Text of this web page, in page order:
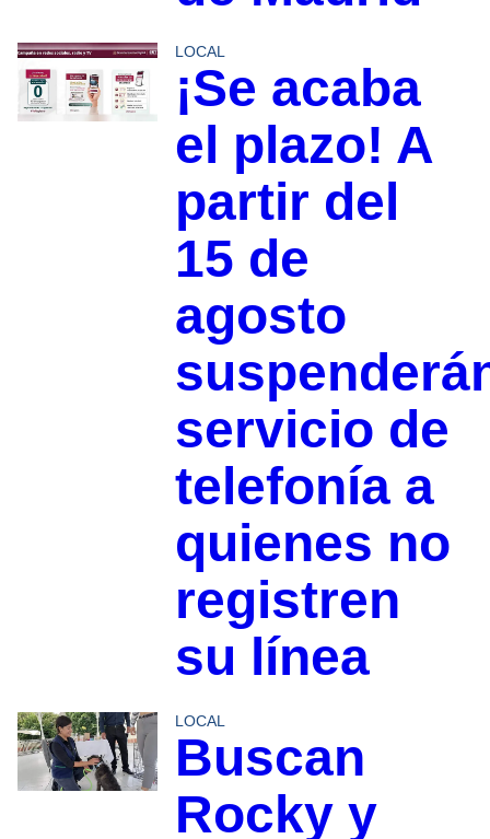
LOCAL
¡Se acaba
el plazo! A
partir del
15 de
agosto
servicio de
telefonía a
quienes no
registren
su línea
LOCAL
Buscan
Rocky y